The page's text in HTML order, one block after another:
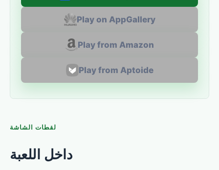
Play on AppGallery
Play from Amazon
Play from Aptoide
لقطات الشاشة
داخل اللعبة